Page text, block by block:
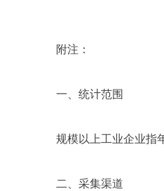
附注：
一、统计范围
规模以上工业企业指
二、采集渠道